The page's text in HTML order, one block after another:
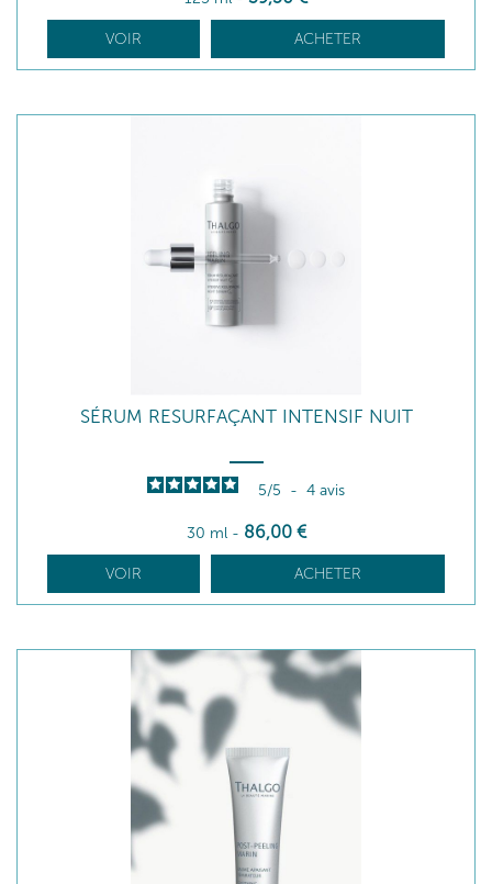
VOIR ACHETER
SÉRUM RESURFAÇANT INTENSIF NUIT
5/5 - 4 avis
30 ml - 86,00 €
VOIR ACHETER